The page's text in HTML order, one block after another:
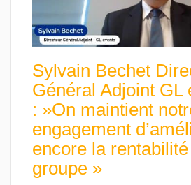
Sylvain Bechet
Général Adjoint GL
: »On maintient
engagement
encore la
groupe »